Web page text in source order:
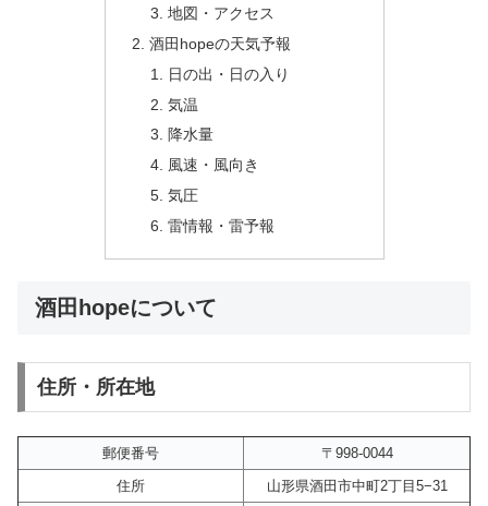
地図・アクセス
酒田hopeの天気予報
日の出・日の入り
気温
降水量
風速・風向き
気圧
雷情報・雷予報
酒田hopeについて
住所・所在地
郵便番号
〒998-0044
住所
山形県酒田市中町2丁目5−31